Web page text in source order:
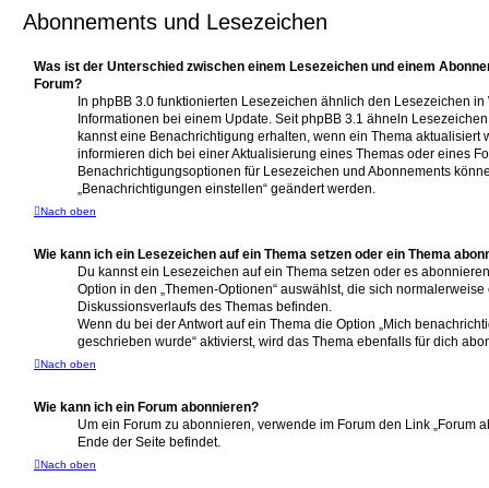
Abonnements und Lesezeichen
Was ist der Unterschied zwischen einem Lesezeichen und einem
Forum?
In phpBB 3.0 funktionierten Lesezeichen ähnlich den Lesezeichen
Informationen bei einem Update. Seit phpBB 3.1 ähneln
kannst eine Benachrichtigung erhalten, wenn ein Thema aktualisiert
informieren dich bei einer Aktualisierung eines Themas oder eines
Benachrichtigungsoptionen für Lesezeichen und Abonnements
„Benachrichtigungen einstellen“ geändert werden.
Nach oben
Wie kann ich ein Lesezeichen auf ein Thema setzen oder ein Thema
Du kannst ein Lesezeichen auf ein Thema setzen oder es
Option in den „Themen-Optionen“ auswählst, die sich
Diskussionsverlaufs des Themas befinden.
Wenn du bei der Antwort auf ein Thema die Option „Mich
geschrieben wurde“ aktivierst, wird das Thema ebenfalls für dich
Nach oben
Wie kann ich ein Forum abonnieren?
Um ein Forum zu abonnieren, verwende im Forum den Link „Forum
Ende der Seite befindet.
Nach oben